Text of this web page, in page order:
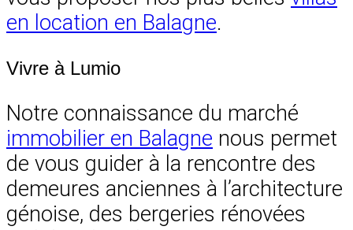
en location en Balagne.
Vivre à Lumio
Notre connaissance du marché
immobilier en Balagne nous permet
de vous guider à la rencontre des
demeures anciennes à l’architecture
génoise, des bergeries rénovées